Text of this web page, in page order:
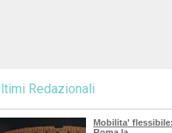
Redazionali
Mobilita'